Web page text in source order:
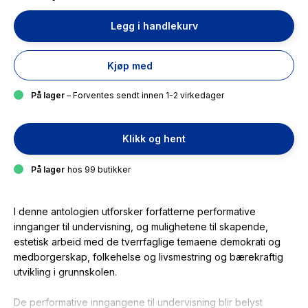
Legg i handlekurv
Kjøp med
På lager – Forventes sendt innen 1-2 virkedager
Klikk og hent
På lager hos 99 butikker
I denne antologien utforsker forfatterne performative
innganger til undervisning, og mulighetene til skapende,
estetisk arbeid med de tverrfaglige temaene demokrati og
medborgerskap, folkehelse og livsmestring og bærekraftig
utvikling i grunnskolen.
De performative inngangene til undervisning blir belyst